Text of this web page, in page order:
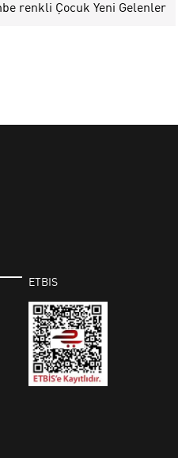
renkli Çocuk Yeni Gelenler